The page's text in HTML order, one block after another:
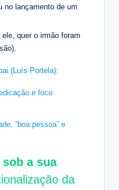
no lançamento de um
quer o irmão foram
(Luís Portela):
e foco
“boa pessoa” e
a sua
da